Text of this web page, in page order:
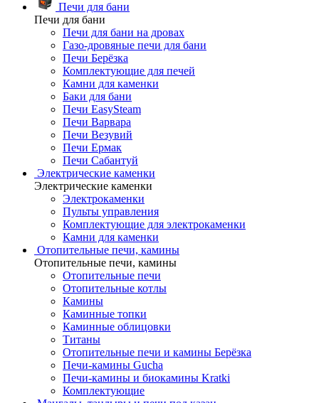
Печи для бани
Печи для бани
Печи для бани на дровах
Газо-дровяные печи для бани
Печи Берёзка
Комплектующие для печей
Камни для каменки
Баки для бани
Печи EasySteam
Печи Варвара
Печи Везувий
Печи Ермак
Печи Сабантуй
Электрические каменки
Электрические каменки
Электрокаменки
Пульты управления
Комплектующие для электрокаменки
Камни для каменки
Отопительные печи, камины
Отопительные печи, камины
Отопительные печи
Отопительные котлы
Камины
Каминные топки
Каминные облицовки
Титаны
Отопительные печи и камины Берёзка
Печи-камины Gucha
Печи-камины и биокамины Kratki
Комплектующие